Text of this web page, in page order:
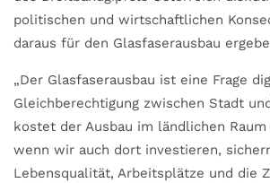
politischen und wirtschaftlichen
daraus für den Glasfaserausbau
„Der Glasfaserausbau ist eine Frage
Gleichberechtigung zwischen Stadt
kostet der Ausbau im ländlichen
wenn wir auch dort investieren,
Lebensqualität, Arbeitsplätze und die